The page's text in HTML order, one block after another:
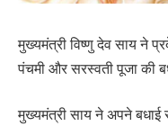
मुख्यमंत्री विष्णु देव साय ने
पंचमी और सरस्वती पूजा की
मुख्यमंत्री साय ने अपने